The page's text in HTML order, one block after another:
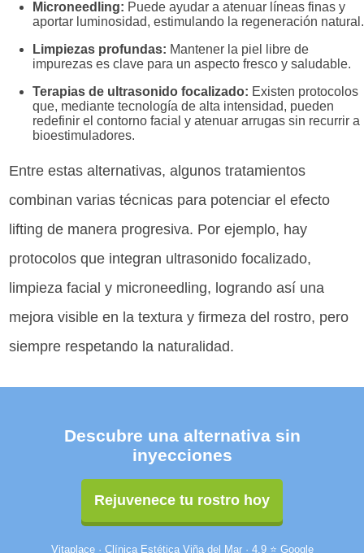
Microneedling: Puede ayudar a atenuar líneas finas y
aportar luminosidad, estimulando la regeneración natural.
Limpiezas profundas: Mantener la piel libre de
impurezas es clave para un aspecto fresco y saludable.
Terapias de ultrasonido focalizado: Existen protocolos
que, mediante tecnología de alta intensidad, pueden
redefinir el contorno facial y atenuar arrugas sin recurrir a
bioestimuladores.
Entre estas alternativas, algunos tratamientos
combinan varias técnicas para potenciar el efecto
lifting de manera progresiva. Por ejemplo, hay
protocolos que integran ultrasonido focalizado,
limpieza facial y microneedling, logrando así una
mejora visible en la textura y firmeza del rostro, pero
siempre respetando la naturalidad.
Descubre una alternativa sin
inyecciones
Rejuvenece tu rostro hoy
Vitaplace · Clínica Estética Viña del Mar · 4.9 ⭐ Google